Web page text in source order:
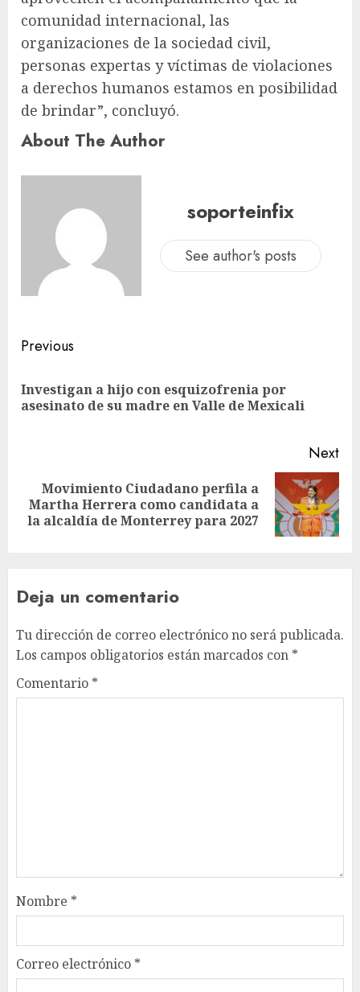
comunidad internacional, las
organizaciones de la sociedad civil,
personas expertas y víctimas de violaciones
a derechos humanos estamos en posibilidad
de brindar”, concluyó.
About The Author
soporteinfix
See author's posts
Previous
Investigan a hijo con esquizofrenia por
asesinato de su madre en Valle de Mexicali
Next
Movimiento Ciudadano perfila a
Martha Herrera como candidata a
la alcaldía de Monterrey para 2027
Deja un comentario
Tu dirección de correo electrónico no será publicada.
Los campos obligatorios están marcados con *
Comentario *
Nombre *
Correo electrónico *